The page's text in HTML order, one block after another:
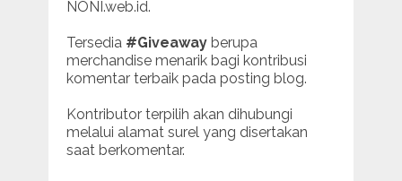
NONI.web.id.
Tersedia #Giveawayberupa
merchandise menarik bagi kontribusi
komentar terbaik pada posting blog.
Kontributor terpilih akan dihubungi
melalui alamat surel yang disertakan
saat berkomentar.